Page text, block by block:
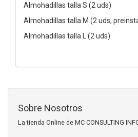
Almohadillas talla S (2 uds)
Almohadillas talla M (2 uds,
Almohadillas talla L (2 uds)
Sobre Nosotros
La tienda Online de MC CONSULTING